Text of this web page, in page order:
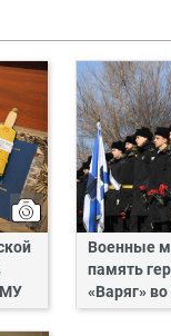
Военные
память
«Варяг»